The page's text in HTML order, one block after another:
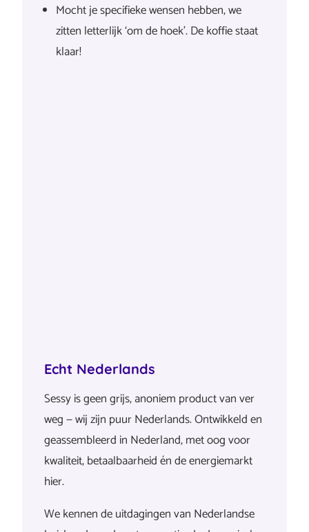
Mocht je specifieke wensen hebben, we
zitten letterlijk ‘om de hoek’. De koffie staat
klaar!
Echt Nederlands
Sessy is geen grijs, anoniem product van ver
weg — wij zijn puur Nederlands. Ontwikkeld en
geassembleerd in Nederland, met oog voor
kwaliteit, betaalbaarheid én de energiemarkt
hier.
We kennen de uitdagingen van Nederlandse